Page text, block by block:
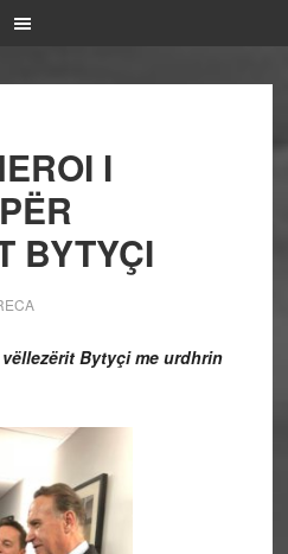
I
BYTYÇI
Bytyçi me urdhrin